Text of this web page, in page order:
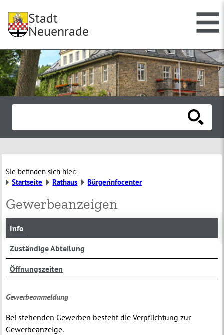
Stadt
Neuenrade
Sie befinden sich hier:
Startseite
Rathaus Bürgerinfocenter
Gewerbeanzeigen
Info
Zuständige Abteilung
Öffnungszeiten
Gewerbeanmeldung
Bei stehenden Gewerben besteht die Verpflichtung zur
Gewerbeanzeige.